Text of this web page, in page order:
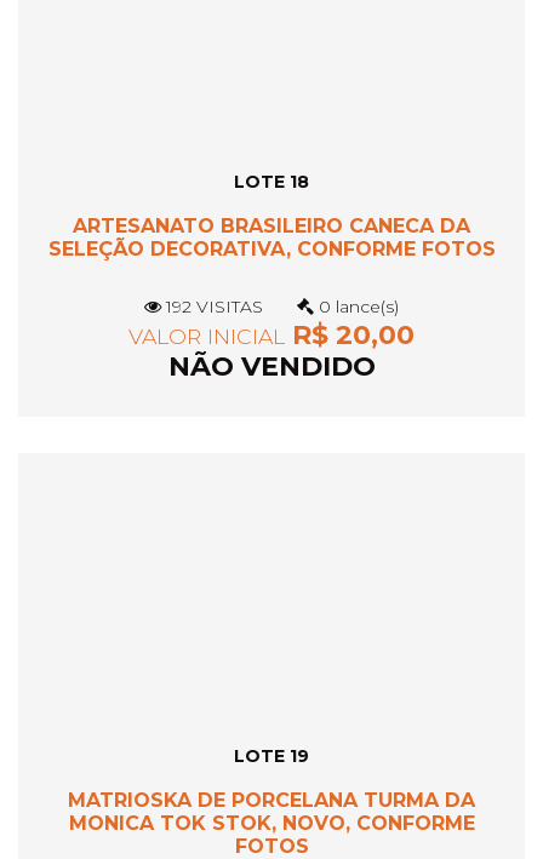
LOTE 18
ARTESANATO BRASILEIRO CANECA DA
SELEÇÃO DECORATIVA, CONFORME FOTOS
192 VISITAS 0 lance(s)
VALOR INICIAL
R$ 20,00
NÃO VENDIDO
LOTE 19
MATRIOSKA DE PORCELANA TURMA DA
MONICA TOK STOK, NOVO, CONFORME
FOTOS